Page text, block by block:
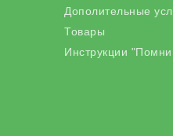
Дополительные
Товары
Инструкции "Помни